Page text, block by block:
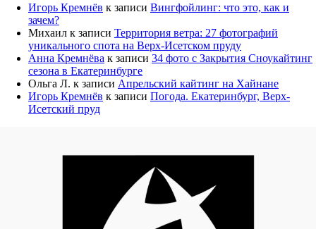
Игорь Кремнёв к записи Вингфойлинг: что это, как и
зачем?
Михаил к записи Территория ветра: 27 фотографий
уникального спота на Верх-Исетском пруду
Анна Кремнёва к записи 34 фото с Закрытия Сноукайтинг
сезона в Екатеринбурге
Ольга Л. к записи Апрельский кайтинг на Хайнане
Игорь Кремнёв к записи Погода. Екатеринбург, Верх-
Исетский пруд